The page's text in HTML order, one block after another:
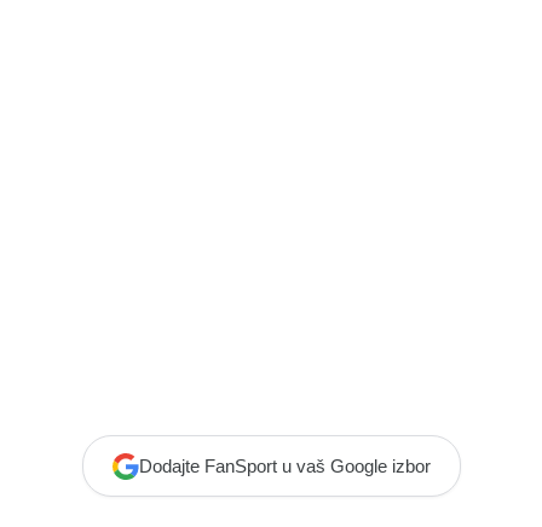
Dodajte FanSport u vaš Google izbor